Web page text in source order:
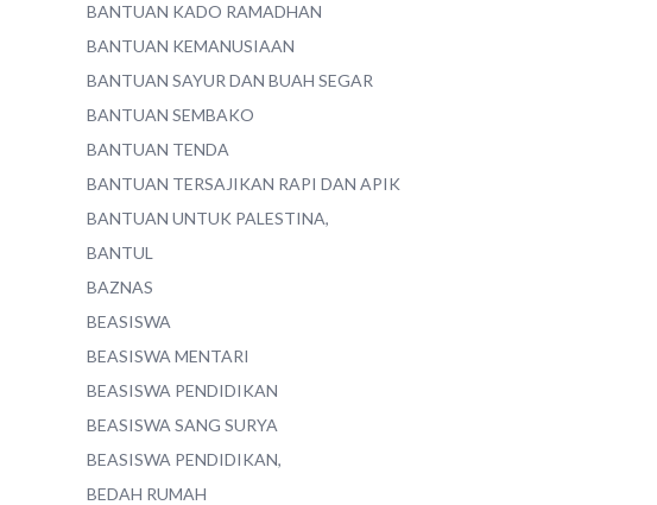
BANTUAN KADO RAMADHAN
BANTUAN KEMANUSIAAN
BANTUAN SAYUR DAN BUAH SEGAR
BANTUAN SEMBAKO
BANTUAN TENDA
BANTUAN TERSAJIKAN RAPI DAN APIK
BANTUAN UNTUK PALESTINA,
BANTUL
BAZNAS
BEASISWA
BEASISWA MENTARI
BEASISWA PENDIDIKAN
BEASISWA SANG SURYA
BEASISWA PENDIDIKAN,
BEDAH RUMAH